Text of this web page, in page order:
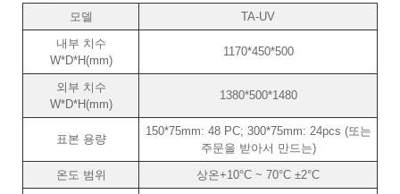
모델
TA-UV
내부 치수
W*D*H(mm)
1170*450*500
외부 치수
W*D*H(mm)
1380*500*1480
표본 용량
150*75mm: 48 PC; 300*75mm: 24pcs (또는
주문을 받아서 만드는)
온도 범위
상온+10°C ~ 70°C ±2°C